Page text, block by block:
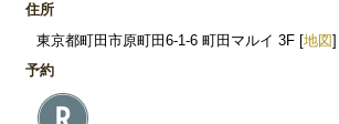
住所
東京都町田市原町田6-1-6 町田マルイ 3F [地図]
予約